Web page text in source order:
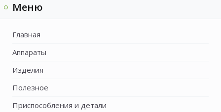
Меню
Главная
Аппараты
Изделия
Полезное
Приспособления и детали